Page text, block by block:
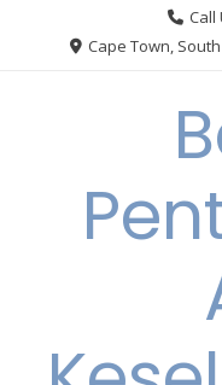
Call
Cape Town,